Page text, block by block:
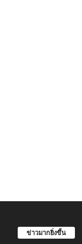
ข่าวมากยิ่งขึ้น